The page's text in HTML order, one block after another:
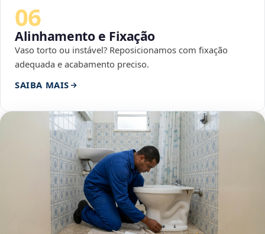
06
Alinhamento e Fixação
Vaso torto ou instável? Reposicionamos com fixação
adequada e acabamento preciso.
SAIBA MAIS